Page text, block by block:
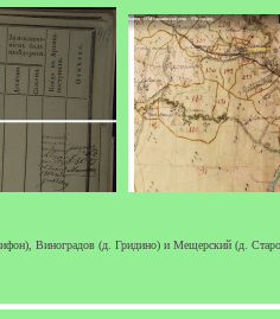
Виноградов (д. Гридино) и Мещерский (д.